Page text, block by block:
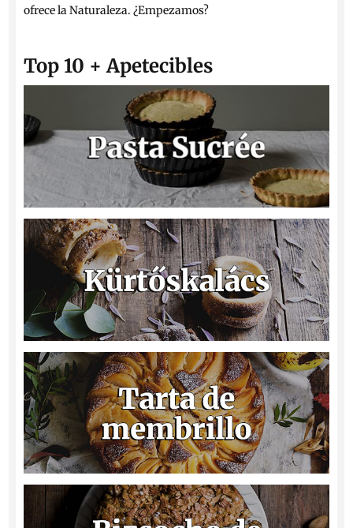
ofrece la Naturaleza. ¿Empezamos?
Top 10 + Apetecibles